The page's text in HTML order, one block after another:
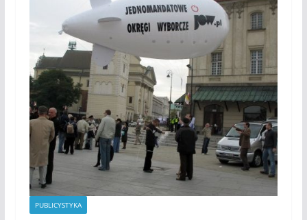
PUBLICYSTYKA